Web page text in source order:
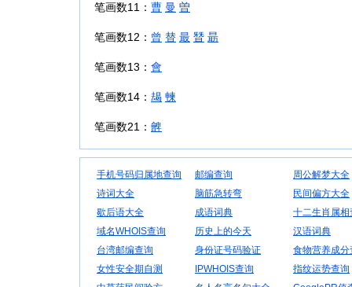
笔画数11： 曹 曼 曽
笔画数12： 曾 替 最 朁 朂
笔画数13： 會
笔画数14： 朅 朄
笔画数21： 朇
手机号码归属地查询 邮编查询
周公解梦大全
诗词大全
脑筋急转弯
民间偏方大全
歇后语大全
成语词典
十二生肖属相
域名WHOIS查询
历史上的今天
汉语词典
台湾邮编查询
身份证号码验证
食物营养成分
女性安全期自测
IPWHOIS查询
指纹运势查询